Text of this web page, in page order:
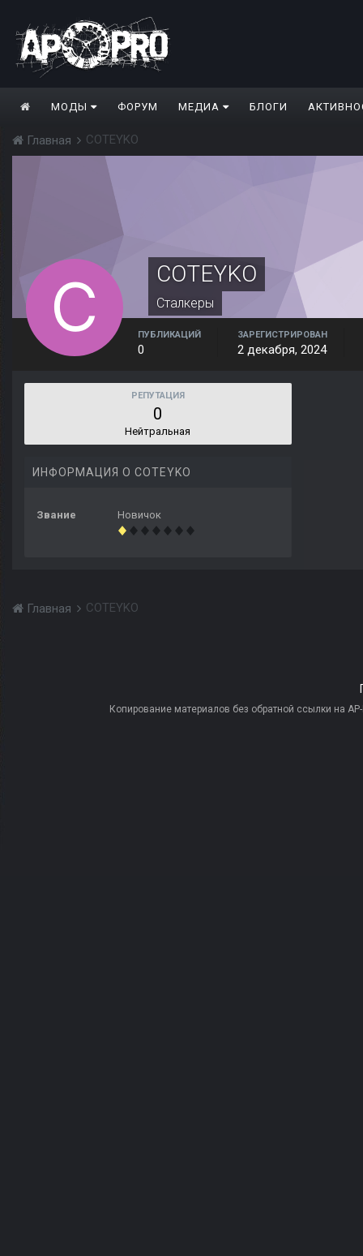
МОДЫ ФОРУМ МЕДИА БЛОГИ
Главная COTEYKO
COTEYKO
Сталкеры
ПУБЛИКАЦИЙ
0
ЗАРЕГИСТРИРОВАН
2 декабря, 2024
РЕПУТАЦИЯ
0
Нейтральная
ИНФОРМАЦИЯ О COTEYKO
Звание Новичок
Главная COTEYKO
Копирование материалов без обратной ссылки на